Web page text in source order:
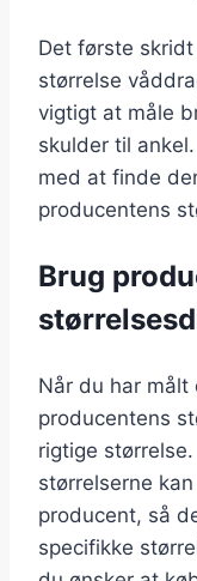
Det første
størrelse
vigtigt at måle
skulder til
med at finde
producentens
Brug
Når du har målt
producentens
rigtige
størrelserne
producent, så
specifikke